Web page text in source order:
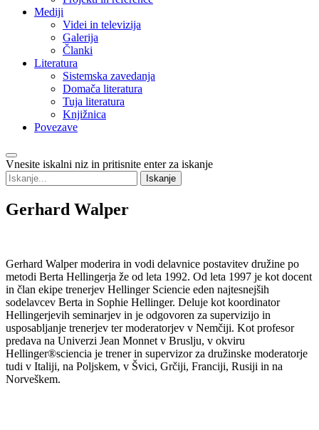
Mediji
Videi in televizija
Galerija
Članki
Literatura
Sistemska zavedanja
Domača literatura
Tuja literatura
Knjižnica
Povezave
Vnesite iskalni niz in pritisnite enter za iskanje
Gerhard Walper
Gerhard Walper moderira in vodi delavnice postavitev družine po
metodi Berta Hellingerja že od leta 1992. Od leta 1997 je kot docent
in član ekipe trenerjev Hellinger Sciencie eden najtesnejših
sodelavcev Berta in Sophie Hellinger. Deluje kot koordinator
Hellingerjevih seminarjev in je odgovoren za supervizijo in
usposabljanje trenerjev ter moderatorjev v Nemčiji. Kot profesor
predava na Univerzi Jean Monnet v Bruslju, v okviru
Hellinger®sciencia je trener in supervizor za družinske moderatorje
tudi v Italiji, na Poljskem, v Švici, Grčiji, Franciji, Rusiji in na
Norveškem.